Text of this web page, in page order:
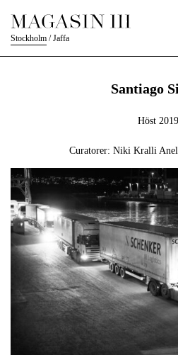
Stockholm /Jaffa
Santiago
Höst 2019
Curatorer: Niki Kralli